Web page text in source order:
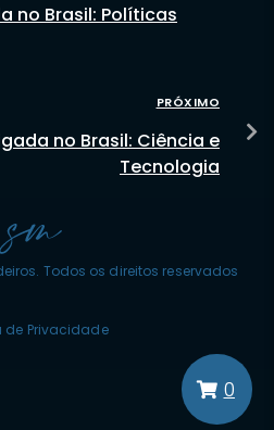
no Brasil: Políticas
PRÓXIMO
no Brasil: Ciência e
Tecnologia
Todos os direitos reservados
de Privacidade
0